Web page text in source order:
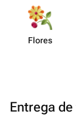
Flores
Entrega